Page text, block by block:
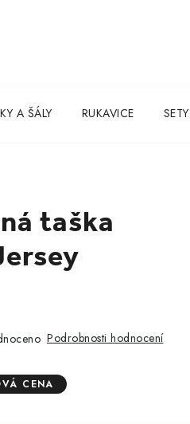
A ŠÁLY RUKAVICE SETY
taška
Podrobnosti hodnocení
CENA
Měrná